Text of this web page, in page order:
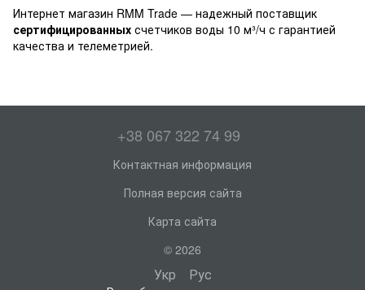
Интернет магазин RMM Trade — надежный поставщик
сертифицированных счетчиков воды 10 м³/ч с гарантией
качества и телеметрией.
+38 067 322 74 99
Контактная информация
Полная версия сайта
Карта сайта
© 2026
Укр Рус